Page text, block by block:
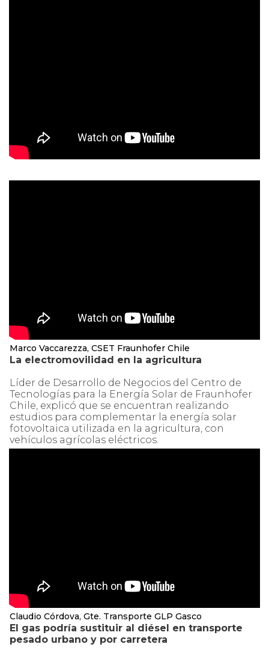
Marco Vaccarezza, CSET Fraunhofer Chile
La electromovilidad en la agricultura
Líder de Desarrollo de Negocios del Centro de
Tecnologías para la Energía Solar de Fraunhofer
Chile, explicó que se encuentran realizando
estudios para complementar la energía solar
fotovoltaica utilizada en la agricultura, con
vehículos agrícolas eléctricos.
Claudio Córdova, Gte. Transporte GLP Gasco
El gas podría sustituir al diésel en transporte
pesado urbano y por carretera